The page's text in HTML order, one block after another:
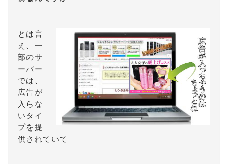
とは言
え、一
部のサ
ーバー
では、
広告が
入らな
いタイ
プを提
供されていて